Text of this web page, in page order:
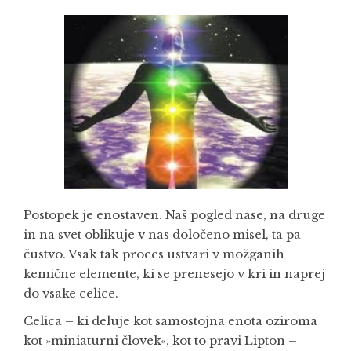
Postopek je enostaven. Naš pogled nase, na druge
in na svet oblikuje v nas določeno misel, ta pa
čustvo. Vsak tak proces ustvari v možganih
kemične elemente, ki se prenesejo v kri in naprej
do vsake celice.
Celica – ki deluje kot samostojna enota oziroma
kot »miniaturni človek«, kot to pravi Lipton –